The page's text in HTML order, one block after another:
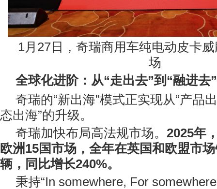
1月27日，奇瑞商用车纯电动皮卡
场
全球化进阶：从“走出去”到“融进去”
奇瑞的“新出海”模式正实现从“产品
态出海”的升级。
奇瑞加快布局高法规市场。 2025年
欧洲15国市场，全年在英国和欧盟市
辆，同比增长240%。
秉持“In somewhere, For